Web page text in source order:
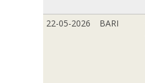
22-05-2026 BARI